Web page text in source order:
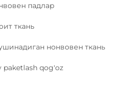
падлар
ткань
нонвовен ткань
qog'oz